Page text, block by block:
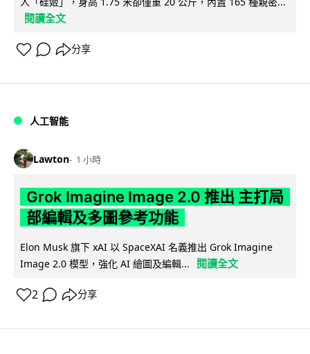
閱讀全文
分享
人工智能
Lawton 1 小時
Grok Imagine Image 2.0 推出 主打局
部編輯及多圖參考功能
Elon Musk 旗下 xAI 以 SpaceXAI 名義推出 Grok Imagine
Image 2.0 模型，強化 AI 繪圖及編輯...
閱讀全文
2 分享